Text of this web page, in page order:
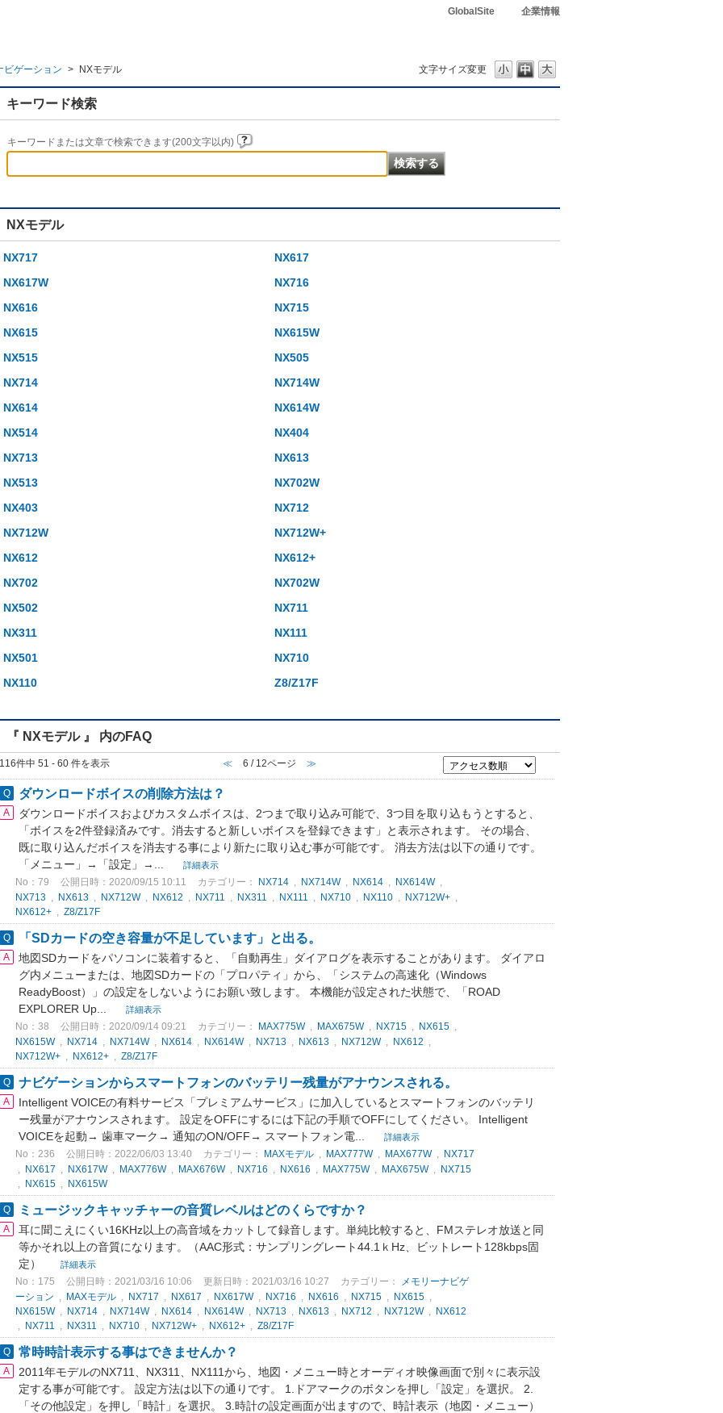
GlobalSite 企業情報
文字サイズ変更
ビゲーション > NXモデル
キーワード検索
キーワードまたは文章で検索できます(200文字以内)
NXモデル
NX717
NX617
NX617W
NX716
NX616
NX715
NX615
NX615W
NX515
NX505
NX714
NX714W
NX614
NX614W
NX514
NX404
NX713
NX613
NX513
NX702W
NX403
NX712
NX712W
NX712W+
NX612
NX612+
NX702
NX702W
NX502
NX711
NX311
NX111
NX501
NX710
NX110
Z8/Z17F
『 NXモデル 』 内のFAQ
116件中 51 - 60 件を表示 ≪ 6 / 12ページ ≫
ダウンロードボイスの削除方法は？
ダウンロードボイスおよびカスタムボイスは、2つまで取り込み可能で、3つ目を取り込もうとすると、
「ボイスを2件登録済みです。消去すると新しいボイスを登録できます」と表示されます。 その場合、
既に取り込んだボイスを消去する事により新たに取り込む事が可能です。 消去方法は以下の通りです。
「メニュー」→「設定」→...
詳細表示
No：79 公開日時：2020/09/15 10:11 カテゴリー： NX714 , NX714W, NX614 , NX614W,
NX713 , NX613 , NX712W, NX612 , NX711 , NX311 , NX111 , NX710 , NX110 , NX712W+ ,
NX612+ , Z8/Z17F
「SDカードの空き容量が不足しています」と出る。
地図SDカードをパソコンに装着すると、「自動再生」ダイアログを表示することがあります。 ダイアロ
グ内メニューまたは、地図SDカードの「プロパティ」から、「システムの高速化（Windows
ReadyBoost）」の設定をしないようにお願い致します。 本機能が設定された状態で、「ROAD
EXPLORER Up...
詳細表示
No：38 公開日時：2020/09/14 09:21 カテゴリー： MAX775W, MAX675W, NX715 , NX615 ,
NX615W, NX714 , NX714W, NX614 , NX614W, NX713 , NX613 , NX712W, NX612 ,
NX712W+ , NX612+ , Z8/Z17F
ナビゲーションからスマートフォンのバッテリー残量がアナウンスされる。
Intelligent VOICEの有料サービス「プレミアムサービス」に加入しているとスマートフォンのバッテリ
ー残量がアナウンスされます。 設定をOFFにするには下記の手順でOFFにしてください。 Intelligent
VOICEを起動→ 歯車マーク→ 通知のON/OFF→ スマートフォン電...
詳細表示
No：236 公開日時：2022/06/03 13:40 カテゴリー： MAXモデル , MAX777W, MAX677W, NX717
, NX617 , NX617W, MAX776W, MAX676W, NX716 , NX616 , MAX775W, MAX675W, NX715
, NX615 , NX615W
ミュージックキャッチャーの音質レベルはどのくらですか？
耳に聞こえにくい16KHz以上の高音域をカットして録音します。単純比較すると、FMステレオ放送と同
等かそれ以上の音質になります。（AAC形式：サンプリングレート44.1ｋHz、ビットレート128kbps固
定）
詳細表示
No：175 公開日時：2021/03/16 10:06 更新日時：2021/03/16 10:27 カテゴリー：
メモリーナビゲ
ーション , MAXモデル , NX717 , NX617 , NX617W, NX716 , NX616 , NX715 , NX615 ,
NX615W, NX714 , NX714W, NX614 , NX614W, NX713 , NX613 , NX712 , NX712W, NX612
, NX711 , NX311 , NX710 , NX712W+ , NX612+ , Z8/Z17F
常時時計表示する事はできませんか？
2011年モデルのNX711、NX311、NX111から、地図・メニュー時とオーディオ映像画面で別々に表示設
定する事が可能です。 設定方法は以下の通りです。 1.ドアマークのボタンを押し「設定」を選択。 2.
「その他設定」を押し「時計」を選択。 3.時計の設定画面が出ますので、時計表示（地図・メニュー）